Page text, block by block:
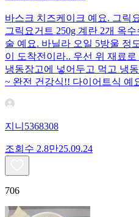
바스크 치즈케이크 예요. 그릭
그릭요거트 250g 계란 2개 옥
술 예요. 바닐라 오일 5방울 정
이 도착전이라.. 우선 위 재료
냉동장고에 넣어두고 먹고 냉
~ 완전 건강식!! 다이어트식 예
지니5368308
조회수 2.8만25.09.24
706